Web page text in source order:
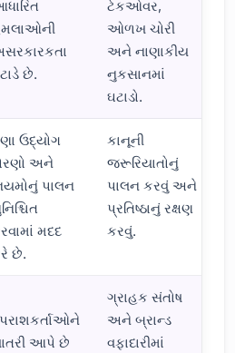
છે.
ટેકઓવર,
ઓળખ ચોરી
અને નાણાકીય
નુકસાનમાં
ઘટાડો.
ઉદ્યોગ
અને
પાલન
મદદ
છે.
કાનૂની
જરૂરિયાતોનું
પાલન કરવું અને
પ્રતિષ્ઠાનું રક્ષણ
કરવું.
આપે છે
ગ્રાહક સંતોષ
અને બ્રાન્ડ
વફાદારીમાં